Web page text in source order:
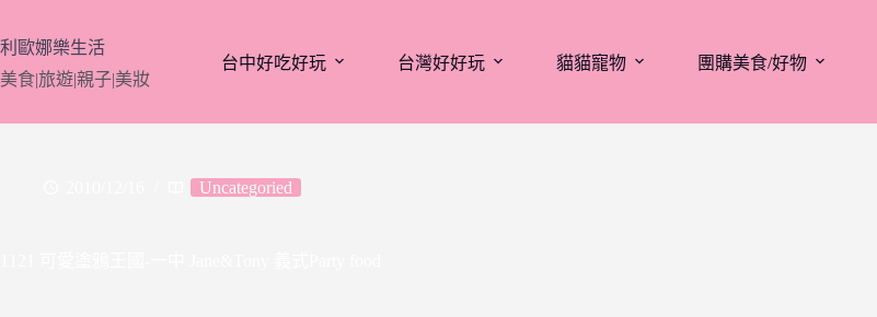
至
主
要
利歐娜樂生活
美食|旅遊|親子|美妝
台中好吃好玩 台灣好好玩 貓貓寵物 團購美食/好物
Uncategoried